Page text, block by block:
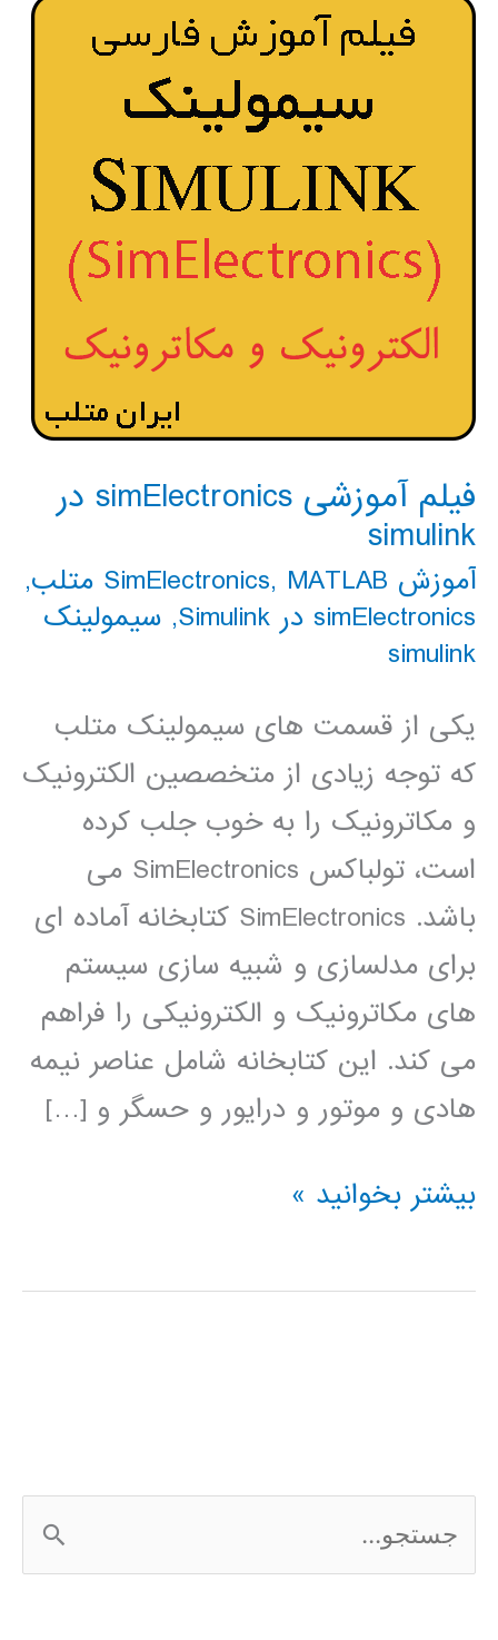
فیلم آموزشی simElectronics در
simulink
آموزش SimElectronics , MATLAB متلب
,
simElectronics در Simulink
, سیمولینک
simulink
یکی از قسمت های سیمولینک متلب
که توجه زیادی از متخصصین الکترونیک
و مکاترونیک را به خوب جلب کرده
است، تولباکس SimElectronics می
باشد. SimElectronics کتابخانه آماده ای
برای مدلسازی و شبیه سازی سیستم
های مکاترونیک و الکترونیکی را فراهم
می کند. این کتابخانه شامل عناصر نیمه
هادی و موتور و درایور و حسگر و […]
فیلم
simElectronics
بیشتر بخوانید »
س